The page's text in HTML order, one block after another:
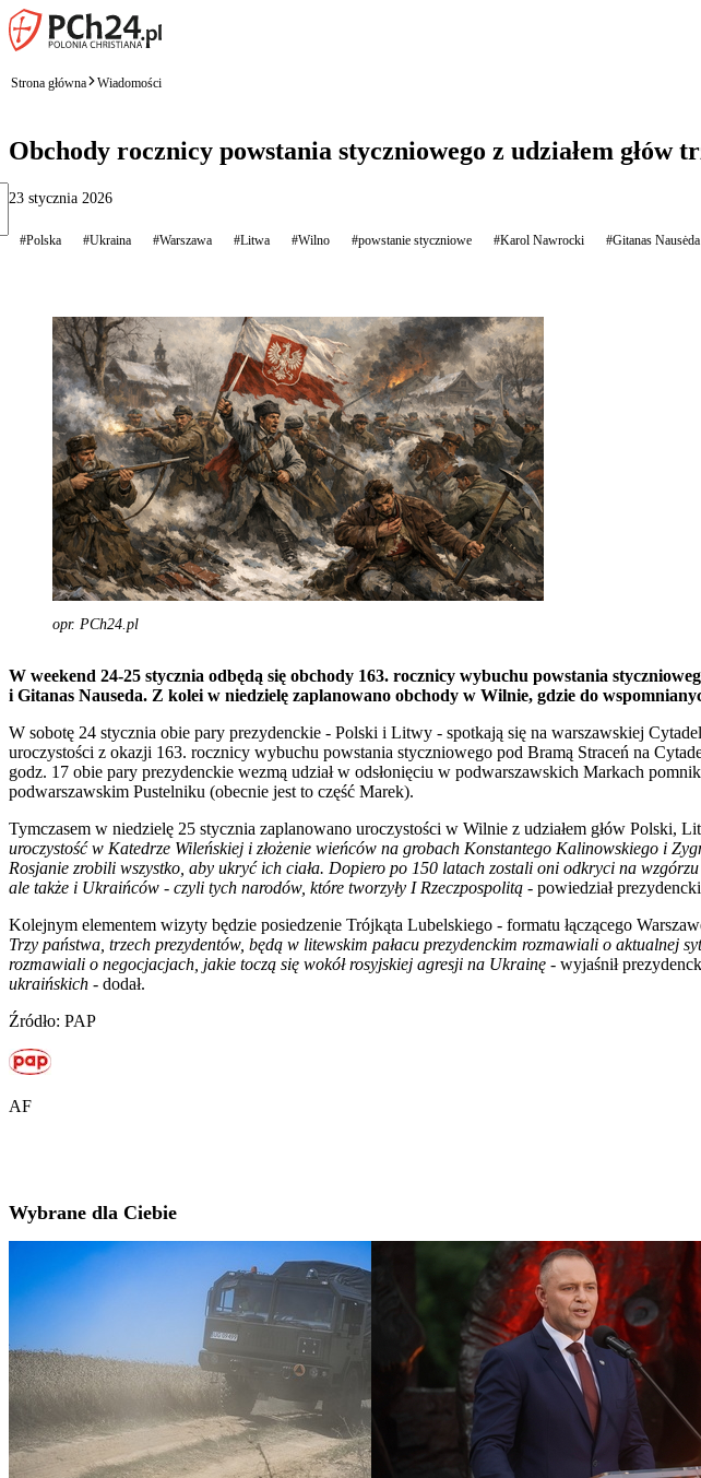
Strona główna Wiadomości
Obchody rocznicy powstania styczniowego z udziałem
23 stycznia 2026
#Polska #Ukraina #Warszawa #Litwa #Wilno #powstanie styczniowe #Karol Nawrocki #Gitanas Nausėda
opr. PCh24.pl
W weekend 24-25 stycznia odbędą się obchody 163. rocznicy wybuchu powstania
i Gitanas Nauseda. Z kolei w niedzielę zaplanowano obchody w Wilnie, gdzie do
W sobotę 24 stycznia obie pary prezydenckie - Polski i Litwy - spotkają się na warszawskiej
uroczystości z okazji 163. rocznicy wybuchu powstania styczniowego pod Bramą Straceń na
godz. 17 obie pary prezydenckie wezmą udział w odsłonięciu w podwarszawskich Markach
podwarszawskim Pustelniku (obecnie jest to część Marek).
Tymczasem w niedzielę 25 stycznia zaplanowano uroczystości w Wilnie z udziałem głów
uroczystość w Katedrze Wileńskiej i złożenie wieńców na grobach Konstantego Kalinowskiego i
Rosjanie zrobili wszystko, aby ukryć ich ciała. Dopiero po 150 latach zostali oni odkryci na
ale także i Ukraińców - czyli tych narodów, które tworzyły I Rzeczpospolitą - powiedział
Kolejnym elementem wizyty będzie posiedzenie Trójkąta Lubelskiego - formatu łączącego
Trzy państwa, trzech prezydentów, będą w litewskim pałacu prezydenckim rozmawiali o aktualnej
rozmawiali o negocjacjach, jakie toczą się wokół rosyjskiej agresji na Ukrainę - wyjaśnił
ukraińskich - dodał.
Źródło: PAP
AF
Wybrane dla Ciebie